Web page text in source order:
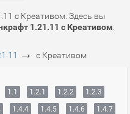
c Креативом. Здесь вы
1.21.11 c Креативом
→ c Креативом
1.1 1.2.1 1.2.2
1.2.3
1.4.4 1.4.5 1.4.6
1.4.7